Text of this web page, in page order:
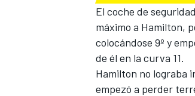
El coche de
máximo a Hamilton,
colocándose 9º y
de él en la curva 11.
Hamilton no lograba
empezó a perder